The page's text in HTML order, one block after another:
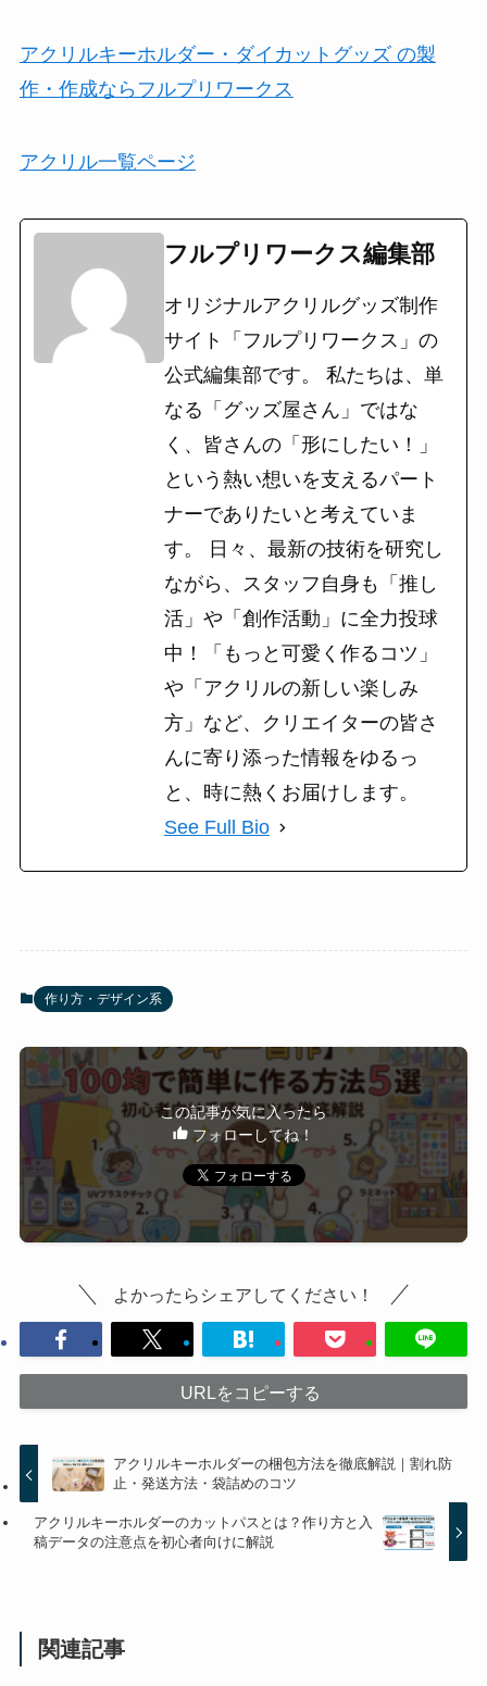
アクリルキーホルダー・ダイカットグッズ の製
作・作成ならフルプリワークス
アクリル一覧ページ
フルプリワークス編集部
オリジナルアクリルグッズ制作
サイト「フルプリワークス」の
公式編集部です。 私たちは、単
なる「グッズ屋さん」ではな
く、皆さんの「形にしたい！」
という熱い想いを支えるパート
ナーでありたいと考えていま
す。 日々、最新の技術を研究し
ながら、スタッフ自身も「推し
活」や「創作活動」に全力投球
中！「もっと可愛く作るコツ」
や「アクリルの新しい楽しみ
方」など、クリエイターの皆さ
んに寄り添った情報をゆるっ
と、時に熱くお届けします。
See Full Bio
作り方・デザイン系
この記事が気に入ったら
フォローしてね！
よかったらシェアしてください！
URLをコピーする
アクリルキーホルダーの梱包方法を徹底解説｜割れ防
止・発送方法・袋詰めのコツ
アクリルキーホルダーのカットパスとは？作り方と入
稿データの注意点を初心者向けに解説
関連記事